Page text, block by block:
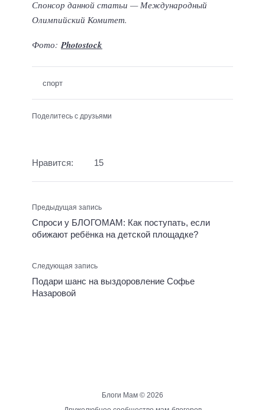
Спонсор данной статьи — Международный
Олимпийский Комитет.
Фото: Photostock
спорт
Поделитесь с друзьями
Нравится: 15
Предыдущая запись
Спроси у БЛОГОМАМ: Как поступать, если
обижают ребёнка на детской площадке?
Следующая запись
Подари шанс на выздоровление Софье
Назаровой
Блоги Мам © 2026